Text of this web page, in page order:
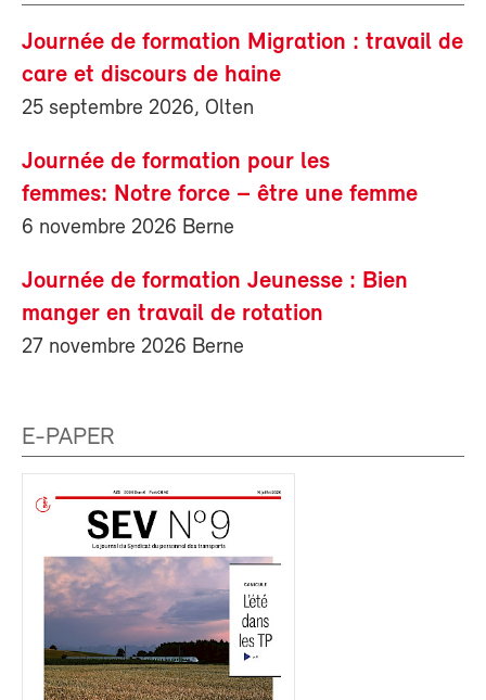
Journée de formation Migration : travail de
care et discours de haine
25 septembre 2026, Olten
Journée de formation pour les
femmes: Notre force – être une femme
6 novembre 2026 Berne
Journée de formation Jeunesse : Bien
manger en travail de rotation
27 novembre 2026 Berne
E-PAPER